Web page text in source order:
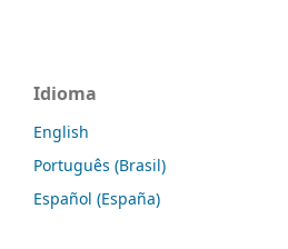
Idioma
English
Português (Brasil)
Español (España)